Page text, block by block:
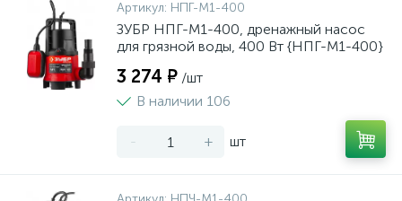
Артикул: НПГ-М1-400
ЗУБР НПГ-М1-400, дренажный насос
для грязной воды, 400 Вт {НПГ-М1-400}
3 274 ₽ /шт
В наличии 106
- + шт